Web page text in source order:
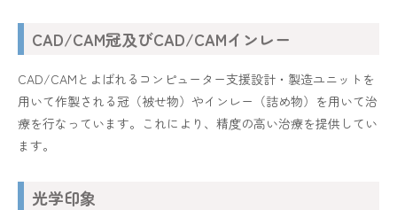
CAD/CAM冠及びCAD/CAMインレー
CAD/CAMとよばれるコンピューター支援設計・製造ユニットを
用いて作製される冠（被せ物）やインレー（詰め物）を用いて治
療を行なっています。これにより、精度の高い治療を提供してい
ます。
光学印象